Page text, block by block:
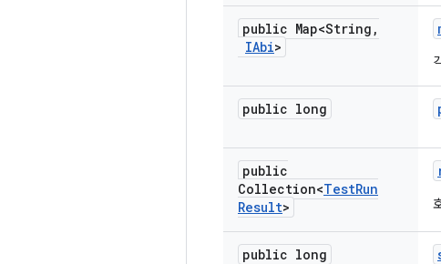
public Map<String ,
IAbi>
public long
public
Collection<TestRun
Result>
public long